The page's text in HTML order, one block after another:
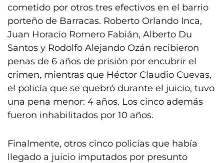
cometido por otros tres efectivos en el barrio
porteño de Barracas. Roberto Orlando Inca,
Juan Horacio Romero Fabián, Alberto Du
Santos y Rodolfo Alejando Ozán recibieron
penas de 6 años de prisión por encubrir el
crimen, mientras que Héctor Claudio Cuevas,
el policía que se quebró durante el juicio, tuvo
una pena menor: 4 años. Los cinco además
fueron inhabilitados por 10 años.
Finalmente, otros cinco policías que había
llegado a juicio imputados por presunto